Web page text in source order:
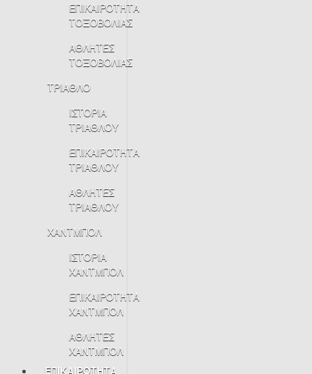
ΕΠΙΚΑΙΡΟΤΗΤΑ
ΤΟΞΟΒΟΛΙΑΣ
ΑΘΛΗΤΕΣ
ΤΟΞΟΒΟΛΙΑΣ
ΤΡΙΑΘΛΟ
ΙΣΤΟΡΙΑ
ΤΡΙΑΘΛΟΥ
ΕΠΙΚΑΙΡΟΤΗΤΑ
ΤΡΙΑΘΛΟΥ
ΑΘΛΗΤΕΣ
ΤΡΙΑΘΛΟΥ
ΧΑΝΤΜΠΟΛ
ΙΣΤΟΡΙΑ
ΧΑΝΤΜΠΟΛ
ΕΠΙΚΑΙΡΟΤΗΤΑ
ΧΑΝΤΜΠΟΛ
ΑΘΛΗΤΕΣ
ΧΑΝΤΜΠΟΛ
ΕΠΙΚΑΙΡΟΤΗΤΑ